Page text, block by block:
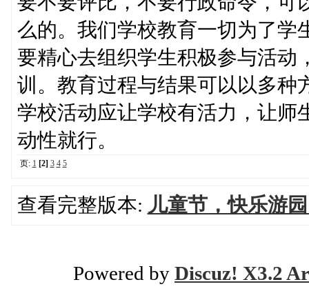
么的。我们学校教育一切为了学
要精心去组织学生积极参与活动
训。教育过程与结果可以以多种
学校活动应让学校有活力，让师
动性就行。
页: 1 [2] 3 4 5
查看完整版本: 儿童节，快乐游
Powered by Discuz! X3.2